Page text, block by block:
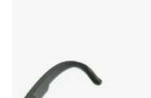
galería